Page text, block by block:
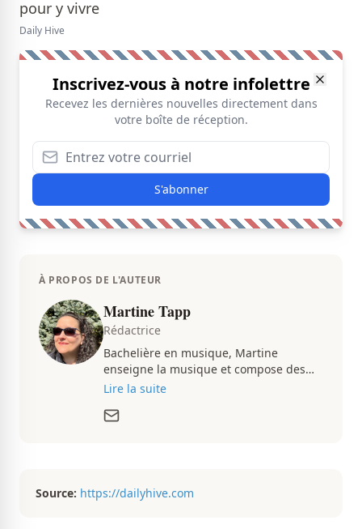
Daily Hive
Inscrivez-vous à notre infolettre
Recevez les dernières nouvelles directement dans
votre boîte de réception.
S'abonner
À PROPOS DE L'AUTEUR
Martine Tapp
Rédactrice
Bachelière en musique, Martine
enseigne la musique et compose des
pièces musicales pendant ses temps
d’aménagement intérieur, elle suit de
Lire la suite
Source: https://dailyhive.com